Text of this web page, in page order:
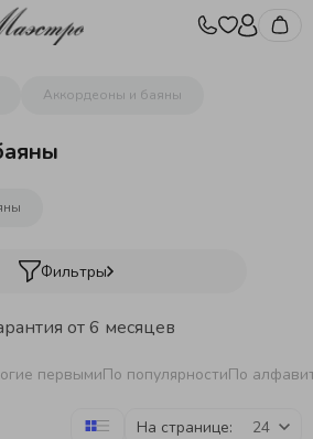
Аккордеоны и баяны
Фильтры
от 6 месяцев
первымиПо популярностиПо
На странице: